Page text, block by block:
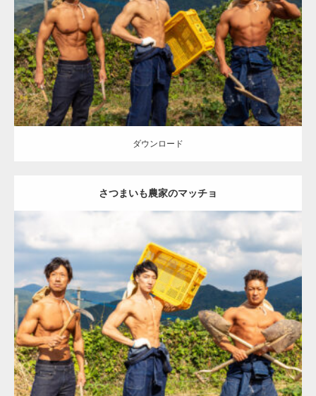
Category:芋掘りのマッチョ オレンジの人 ONIKKY(デカいよ) TAKE
AKIHITO(細マッチョ) 大胸筋 腹筋 唐津 (佐賀)
ダウンロード
ダウンロード
さつまいも農家のマッチョ
Update:2023.02.11
Category:芋掘りのマッチョ オレンジの人 AKIHITO(細マッチョ)
ONIKKY(デカいよ)
TAKE 大胸筋 腹筋 唐津 (佐賀)
ダウンロード